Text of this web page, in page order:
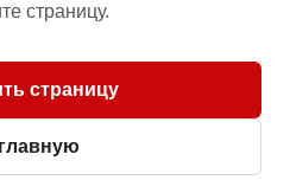
страницу.
страницу